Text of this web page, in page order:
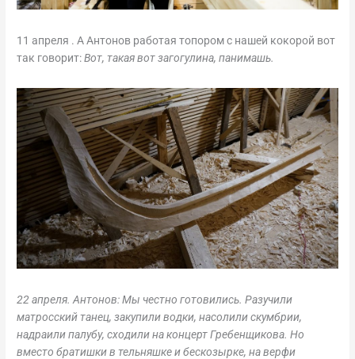
11 апреля . А Антонов работая топором с нашей кокорой вот
так говорит:Вот, такая вот загогулина, панимашь.
22 апреля. Антонов: Мы честно готовились. Разучили
матросский танец, закупили водки, насолили скумбрии,
надраили палубу, сходили на концерт Гребенщикова. Но
вместо братишки в тельняшке и бескозырке, на верфи